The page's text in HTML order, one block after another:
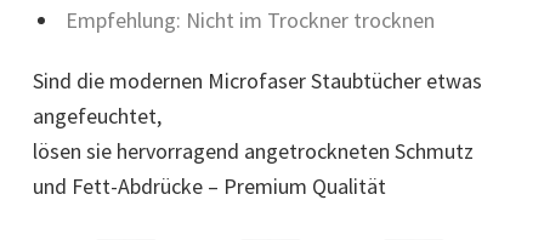
Empfehlung: Nicht im Trockner trocknen
Sind die modernen Microfaser Staubtücher etwas
angefeuchtet,
lösen sie hervorragend angetrockneten Schmutz
und Fett-Abdrücke – Premium Qualität